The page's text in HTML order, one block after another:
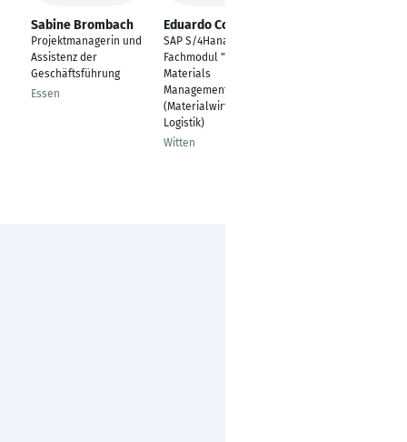
Sabine Brombach
Projektmanagerin und
Assistenz der
Geschäftsführung
Essen
Eduardo Correia
SAP S/4Hana
Fachmodul "MM"
Materials
Management
(Materialwirtschaft &
Logistik)
Witten